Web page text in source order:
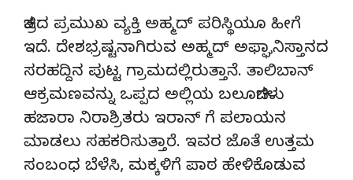
ಚಿತ್ರದ ಪ್ರಮುಖ ವ್ಯಕ್ತಿ ಅಹ್ಮದ್ ಪರಿಸ್ಥಿಯೂ ಹೀಗೆ
ಇದೆ. ದೇಶಭ್ರಷ್ಟನಾಗಿರುವ ಅಹ್ಮದ್ ಅಫ್ಘಾನಿಸ್ತಾನದ
ಸರಹದ್ದಿನ ಪುಟ್ಟ ಗ್ರಾಮದಲ್ಲಿರುತ್ತಾನೆ. ತಾಲಿಬಾನ್
ಆಕ್ರಮಣವನ್ನು ಒಪ್ಪದ ಅಲ್ಲಿಯ ಬಲೂಚಿಗಳು
ಹಜಾರಾ ನಿರಾಶ್ರಿತರು ಇರಾನ್ ಗೆ ಪಲಾಯನ
ಮಾಡಲು ಸಹಕರಿಸುತ್ತಾರೆ. ಇವರ ಜೊತೆ ಉತ್ತಮ‌
ಸಂಬಂಧ ಬೆಳೆಸಿ, ಮಕ್ಕಳಿಗೆ ಪಾಠ ಹೇಳಿಕೊಡುವ